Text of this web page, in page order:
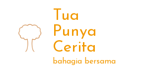
content
Tua
Punya
Cerita
bahagia bersama